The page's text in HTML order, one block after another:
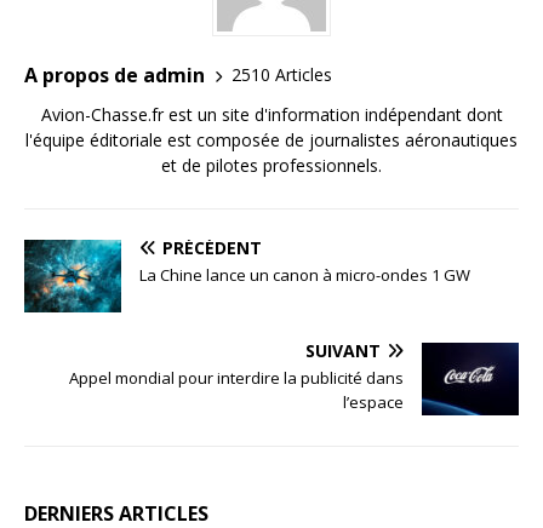
A propos de admin
2510 Articles
Avion-Chasse.fr est un site d'information indépendant dont
l'équipe éditoriale est composée de journalistes aéronautiques
et de pilotes professionnels.
PRÉCÉDENT
La Chine lance un canon à micro-ondes 1 GW
SUIVANT
Appel mondial pour interdire la publicité dans
l’espace
DERNIERS ARTICLES